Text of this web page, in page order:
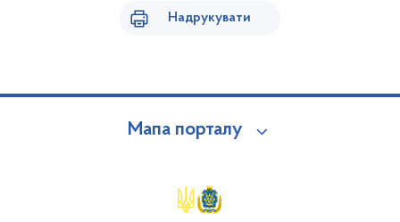
Надрукувати
Мапа порталу